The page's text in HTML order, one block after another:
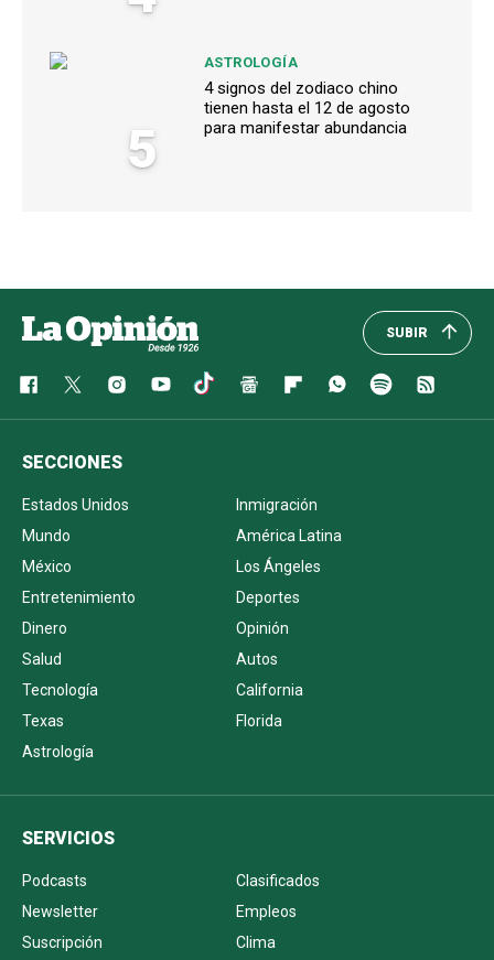
5
ASTROLOGÍA
4 signos del zodiaco chino
tienen hasta el 12 de agosto
para manifestar abundancia
SUBIR
SECCIONES
Estados Unidos
Inmigración
Mundo
América Latina
México
Los Ángeles
Entretenimiento
Deportes
Dinero
Opinión
Salud
Autos
Tecnología
California
Texas
Florida
Astrología
SERVICIOS
Podcasts
Clasificados
Newsletter
Empleos
Suscripción
Clima